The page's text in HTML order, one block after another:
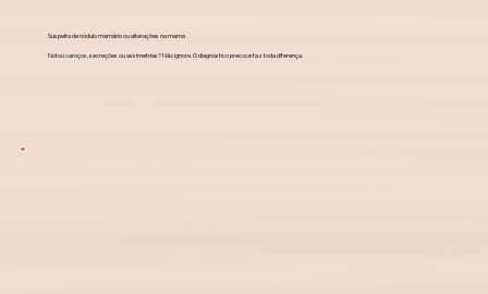
Suspeita de nódulo mamário ou alterações na mama
Notou caroços, secreções ou assimetrias? Não ignore. O diagnóstico precoce faz toda diferença.